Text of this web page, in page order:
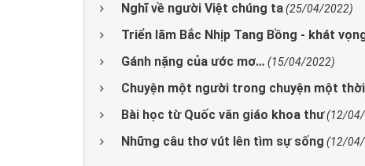
Nghĩ về người Việt chúng ta(25/04/2022)
Triển lãm Bắc Nhịp Tang Bồng - khát
Gánh nặng của ước mơ… (15/04/2022)
Chuyện một người trong chuyện một thời
Bài học từ Quốc văn giáo khoa thư(12/
Những câu thơ vút lên tìm sự sống (12/